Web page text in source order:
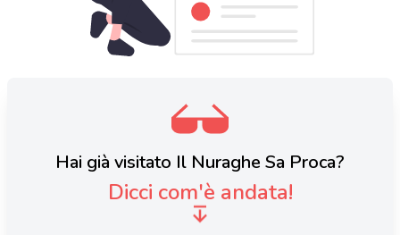
Hai già visitato Il Nuraghe Sa Proca?
Dicci com'è andata!